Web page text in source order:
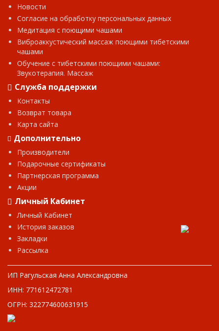
Новости
Согласие на обработку персональных данных
Медитация с поющими чашами
Виброаккустический массаж поющими тибетскими
чашами
Обучение с тибетскими поющими чашами:
Звукотерапия. Массаж
Служба поддержки
Контакты
Возврат товара
Карта сайта
Дополнительно
Производители
Подарочные сертификаты
Партнерская программа
Акции
Личный Кабинет
Личный Кабинет
История заказов
Закладки
Рассылка
ИП Рагульская Анна Александровна
ИНН: 771612472781
ОГРН: 322774600631915